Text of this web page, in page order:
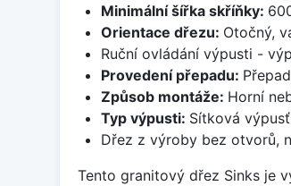
Minimální šířka skříňky:
Orientace dřezu: Otočný,
Ruční ovládání výpusti -
Provedení přepadu:
Způsob montáže: Horní
Typ výpusti: Sítková
Dřez z výroby bez otvorů,
Tento granitový dřez Sinks je